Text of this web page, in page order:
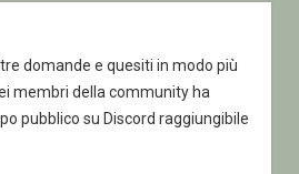
domande e quesiti in modo più
membri della community ha
pubblico su Discord raggiungibile